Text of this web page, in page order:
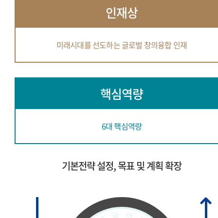
인재상
미래시대를 선도하는 글로벌 창의융합 인재
핵심역량
6대 핵심역량
기본전략 설정, 목표 및 계획 확장